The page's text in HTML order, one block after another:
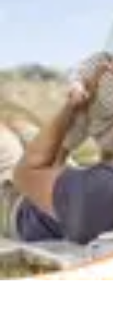
Langue Enfantine